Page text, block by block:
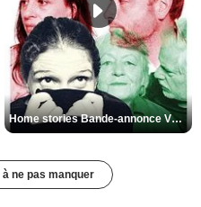
Home stories Bande-annonce VO STFR
ne pas manquer